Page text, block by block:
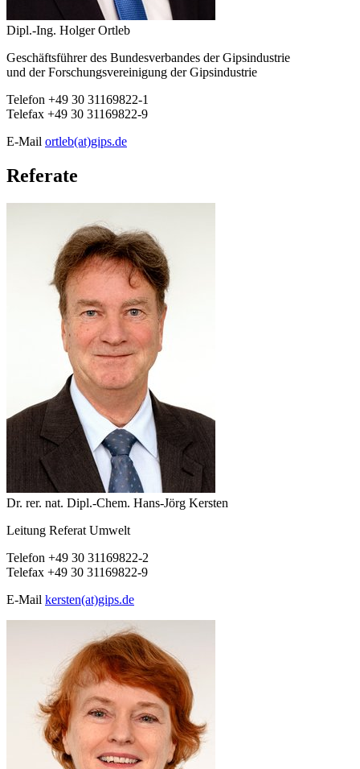
Dipl.-Ing. Holger Ortleb
Geschäftsführer des Bundesverbandes der Gipsindustrie
und der Forschungsvereinigung der Gipsindustrie
Telefon +49 30 31169822-1
Telefax +49 30 31169822-9
E-Mail ortleb(at)gips.de
Referate
Dr. rer. nat. Dipl.-Chem. Hans-Jörg Kersten
Leitung Referat Umwelt
Telefon +49 30 31169822-2
Telefax +49 30 31169822-9
E-Mail kersten(at)gips.de